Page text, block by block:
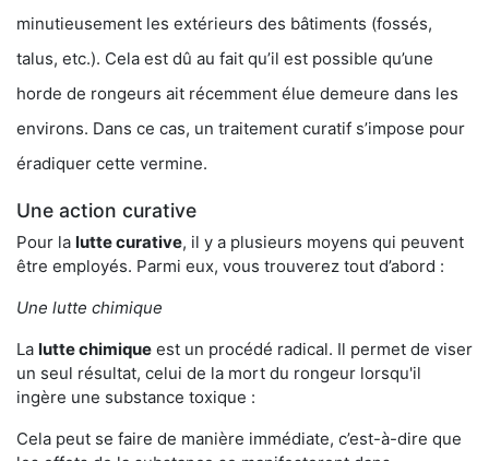
minutieusement les extérieurs des bâtiments (fossés,
talus, etc.). Cela est dû au fait qu’il est possible qu’une
horde de rongeurs ait récemment élue demeure dans les
environs. Dans ce cas, un traitement curatif s’impose pour
éradiquer cette vermine.
Une action curative
Pour la lutte curative, il y a plusieurs moyens qui peuvent
être employés. Parmi eux, vous trouverez tout d’abord :
Une lutte chimique
La lutte chimique est un procédé radical. Il permet de viser
un seul résultat, celui de la mort du rongeur lorsqu'il
ingère une substance toxique :
Cela peut se faire de manière immédiate, c’est-à-dire que